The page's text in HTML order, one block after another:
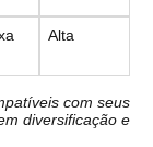
Alta
com seus
diversificação e